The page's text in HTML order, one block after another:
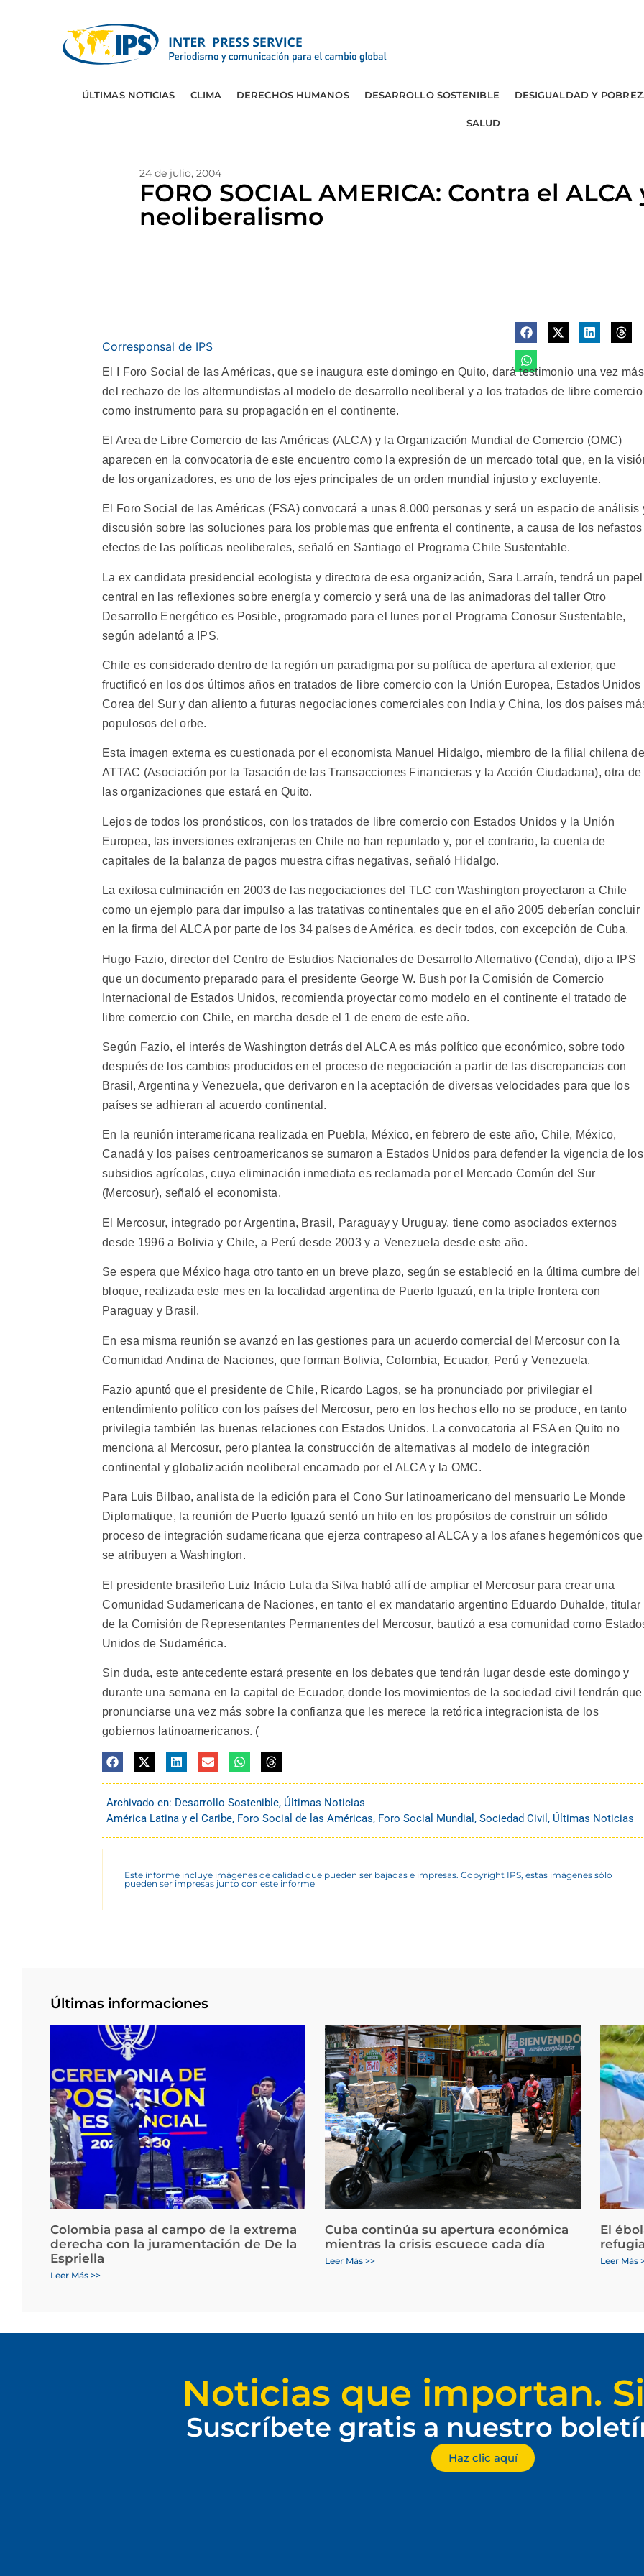
ÚLTIMAS NOTICIAS CLIMA DERECHOS HUMANOS DESARROLLO SOSTENIBLE DESIGUALDAD Y
SALUD
24 de julio, 2004
FORO SOCIAL AMERICA: Contra el ALCA
neoliberalismo
Corresponsal de IPS
El I Foro Social de las Américas, que se inaugura este domingo en Quito, dará testimonio una vez más
del rechazo de los altermundistas al modelo de desarrollo neoliberal y a los tratados de libre comercio
como instrumento para su propagación en el continente.
El Area de Libre Comercio de las Américas (ALCA) y la Organización Mundial de Comercio (OMC)
aparecen en la convocatoria de este encuentro como la expresión de un mercado total que, en la
de los organizadores, es uno de los ejes principales de un orden mundial injusto y excluyente.
El Foro Social de las Américas (FSA) convocará a unas 8.000 personas y será un espacio de análisis
discusión sobre las soluciones para los problemas que enfrenta el continente, a causa de los nefastos
efectos de las políticas neoliberales, señaló en Santiago el Programa Chile Sustentable.
La ex candidata presidencial ecologista y directora de esa organización, Sara Larraín, tendrá un papel
central en las reflexiones sobre energía y comercio y será una de las animadoras del taller Otro
Desarrollo Energético es Posible, programado para el lunes por el Programa Conosur Sustentable,
según adelantó a IPS.
Chile es considerado dentro de la región un paradigma por su política de apertura al exterior, que
fructificó en los dos últimos años en tratados de libre comercio con la Unión Europea, Estados Unidos
Corea del Sur y dan aliento a futuras negociaciones comerciales con India y China, los dos países
populosos del orbe.
Esta imagen externa es cuestionada por el economista Manuel Hidalgo, miembro de la filial chilena de
ATTAC (Asociación por la Tasación de las Transacciones Financieras y la Acción Ciudadana), otra de
las organizaciones que estará en Quito.
Lejos de todos los pronósticos, con los tratados de libre comercio con Estados Unidos y la Unión
Europea, las inversiones extranjeras en Chile no han repuntado y, por el contrario, la cuenta de
capitales de la balanza de pagos muestra cifras negativas, señaló Hidalgo.
La exitosa culminación en 2003 de las negociaciones del TLC con Washington proyectaron a Chile
como un ejemplo para dar impulso a las tratativas continentales que en el año 2005 deberían concluir
en la firma del ALCA por parte de los 34 países de América, es decir todos, con excepción de Cuba.
Hugo Fazio, director del Centro de Estudios Nacionales de Desarrollo Alternativo (Cenda), dijo a IPS
que un documento preparado para el presidente George W. Bush por la Comisión de Comercio
Internacional de Estados Unidos, recomienda proyectar como modelo en el continente el tratado de
libre comercio con Chile, en marcha desde el 1 de enero de este año.
Según Fazio, el interés de Washington detrás del ALCA es más político que económico, sobre todo
después de los cambios producidos en el proceso de negociación a partir de las discrepancias con
Brasil, Argentina y Venezuela, que derivaron en la aceptación de diversas velocidades para que los
países se adhieran al acuerdo continental.
En la reunión interamericana realizada en Puebla, México, en febrero de este año, Chile, México,
Canadá y los países centroamericanos se sumaron a Estados Unidos para defender la vigencia de los
subsidios agrícolas, cuya eliminación inmediata es reclamada por el Mercado Común del Sur
(Mercosur), señaló el economista.
El Mercosur, integrado por Argentina, Brasil, Paraguay y Uruguay, tiene como asociados externos
desde 1996 a Bolivia y Chile, a Perú desde 2003 y a Venezuela desde este año.
Se espera que México haga otro tanto en un breve plazo, según se estableció en la última cumbre del
bloque, realizada este mes en la localidad argentina de Puerto Iguazú, en la triple frontera con
Paraguay y Brasil.
En esa misma reunión se avanzó en las gestiones para un acuerdo comercial del Mercosur con la
Comunidad Andina de Naciones, que forman Bolivia, Colombia, Ecuador, Perú y Venezuela.
Fazio apuntó que el presidente de Chile, Ricardo Lagos, se ha pronunciado por privilegiar el
entendimiento político con los países del Mercosur, pero en los hechos ello no se produce, en tanto
privilegia también las buenas relaciones con Estados Unidos. La convocatoria al FSA en Quito no
menciona al Mercosur, pero plantea la construcción de alternativas al modelo de integración
continental y globalización neoliberal encarnado por el ALCA y la OMC.
Para Luis Bilbao, analista de la edición para el Cono Sur latinoamericano del mensuario Le Monde
Diplomatique, la reunión de Puerto Iguazú sentó un hito en los propósitos de construir un sólido
proceso de integración sudamericana que ejerza contrapeso al ALCA y a los afanes hegemónicos que
se atribuyen a Washington.
El presidente brasileño Luiz Inácio Lula da Silva habló allí de ampliar el Mercosur para crear una
Comunidad Sudamericana de Naciones, en tanto el ex mandatario argentino Eduardo Duhalde, titular
de la Comisión de Representantes Permanentes del Mercosur, bautizó a esa comunidad como
Unidos de Sudamérica.
Sin duda, este antecedente estará presente en los debates que tendrán lugar desde este domingo y
durante una semana en la capital de Ecuador, donde los movimientos de la sociedad civil tendrán que
pronunciarse una vez más sobre la confianza que les merece la retórica integracionista de los
gobiernos latinoamericanos. (
Archivado en: Desarrollo Sostenible, Últimas Noticias
América Latina y el Caribe, Foro Social de las Américas, Foro Social Mundial , Sociedad Civil , Últimas Noticias
Este informe incluye imágenes de calidad que pueden ser bajadas e impresas. Copyright IPS, estas imágenes sólo
pueden ser impresas junto con este informe
Últimas informaciones
Colombia pasa al campo de la extrema
derecha con la juramentación de De la
Espriella
Leer Más >>
Cuba continúa su apertura económica
mientras la crisis escuece cada día
Leer Más >>
El
Leer Más
Noticias que importan.
Suscríbete gratis a nuestro
Haz clic aquí